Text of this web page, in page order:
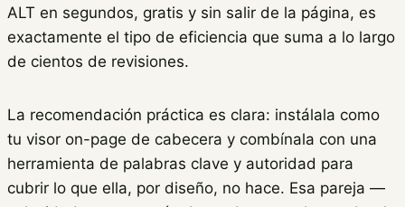
ALT en segundos, gratis y sin salir de la página, es
exactamente el tipo de eficiencia que suma a lo largo
de cientos de revisiones.
La recomendación práctica es clara: instálala como
tu visor on-page de cabecera y combínala con una
herramienta de palabras clave y autoridad para
cubrir lo que ella, por diseño, no hace. Esa pareja —